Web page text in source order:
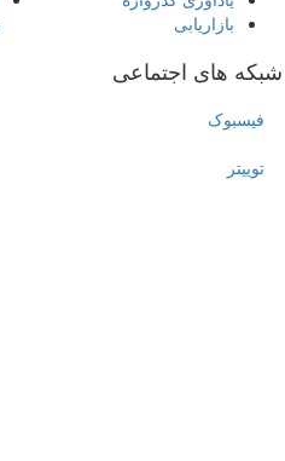
بازاریابی
شبکه های اجتماعی
فیسبوک
توییتر